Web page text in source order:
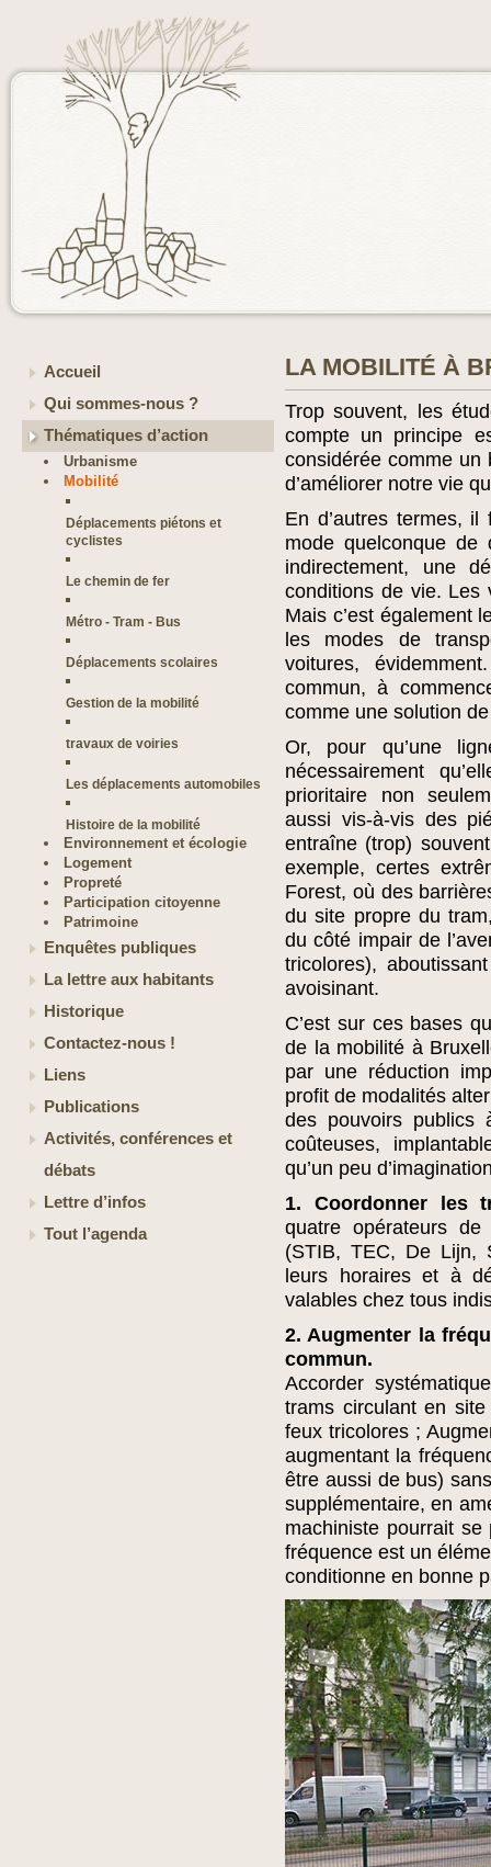
Accueil
Qui sommes-nous ?
Thématiques d’action
Urbanisme
Mobilité
Déplacements piétons et
cyclistes
Le chemin de fer
Métro - Tram - Bus
Déplacements scolaires
Gestion de la mobilité
travaux de voiries
Les déplacements automobiles
Histoire de la mobilité
Environnement et écologie
Logement
Propreté
Participation citoyenne
Patrimoine
Enquêtes publiques
La lettre aux habitants
Historique
Contactez-nous !
Liens
Publications
Activités, conférences et
débats
Lettre d’infos
Tout l’agenda
LA MOBILITÉ À
Trop souvent, les
compte un principe
considérée comme
d’améliorer notre vie
En d’autres termes,
mode quelconque de
indirectement, une
conditions de vie. Les
Mais c’est également
les modes de
voitures,
commun, à
comme une solution
Or, pour qu’une
nécessairement
prioritaire non
aussi vis-à-vis des
entraîne (trop)
exemple, certes
Forest, où des
du site propre du
du côté impair de
tricolores),
avoisinant.
C’est sur ces bases
de la mobilité à
par une réduction
profit de modalités
des pouvoirs
coûteuses,
qu’un peu
1. Coordonner les
quatre opérateurs
(STIB, TEC, De Lijn,
leurs horaires et à
valables chez tous
2. Augmenter la
commun.
Accorder
trams circulant en
feux tricolores ;
augmentant la
être aussi de bus)
supplémentaire, en
machiniste pourrait
fréquence est un
conditionne en bonne